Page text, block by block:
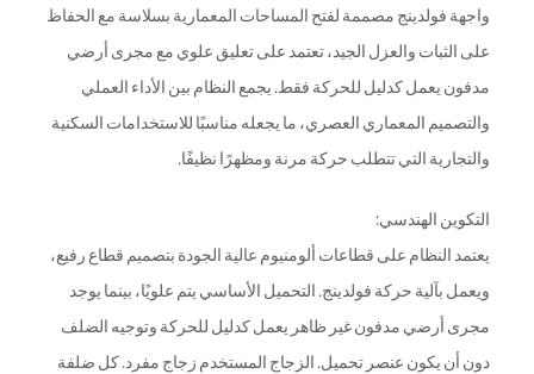
واجهة فولدينج مصممة لفتح المساحات المعمارية بسلاسة مع الحفاظ
على الثبات والعزل الجيد، تعتمد على تعليق علوي مع مجرى أرضي
مدفون يعمل كدليل للحركة فقط. يجمع النظام بين الأداء العملي
والتصميم المعماري العصري، ما يجعله مناسبًا للاستخدامات السكنية
والتجارية التي تتطلب حركة مرنة ومظهرًا نظيفًا.
التكوين الهندسي:
يعتمد النظام على قطاعات ألومنيوم عالية الجودة بتصميم قطاع رفيع،
ويعمل بآلية حركة فولدينج. التحميل الأساسي يتم علويًا، بينما يوجد
مجرى أرضي مدفون غير ظاهر يعمل كدليل للحركة وتوجيه الضلف
دون أن يكون عنصر تحميل. الزجاج المستخدم زجاج مفرد. كل ضلفة